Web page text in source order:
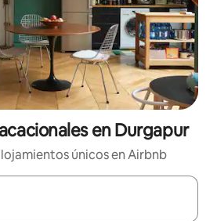
en Durgapur
únicos en Airbnb
estén disponibles, navegá con las